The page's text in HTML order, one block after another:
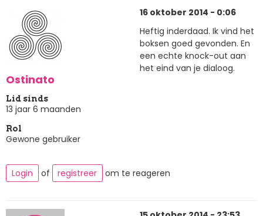
Ostinato
Lid sinds
13 jaar 6 maanden
Rol
Gewone gebruiker
16 oktober 2014 - 0:06
Heftig inderdaad. Ik vind het
boksen goed gevonden. En
een echte knock-out aan
het eind van je dialoog.
Login of registreer om te reageren